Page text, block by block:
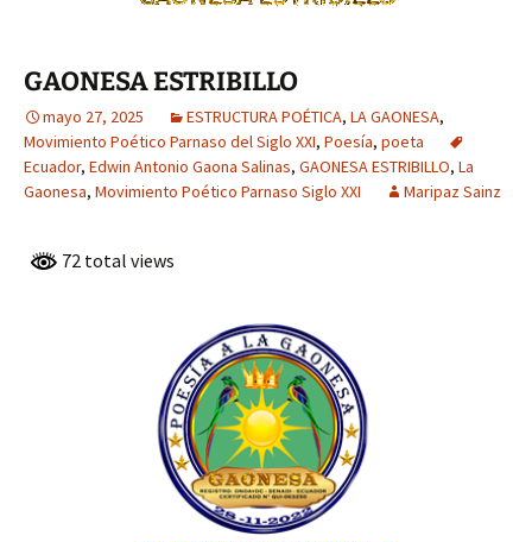
GAONESA ESTRIBILLO
mayo 27, 2025 ESTRUCTURA POÉTICA, LA GAONESA,
Movimiento Poético Parnaso del Siglo XXI, Poesía, poeta
Ecuador, Edwin Antonio Gaona Salinas, GAONESA ESTRIBILLO, La
Gaonesa, Movimiento Poético Parnaso Siglo XXI Maripaz Sainz
72 total views